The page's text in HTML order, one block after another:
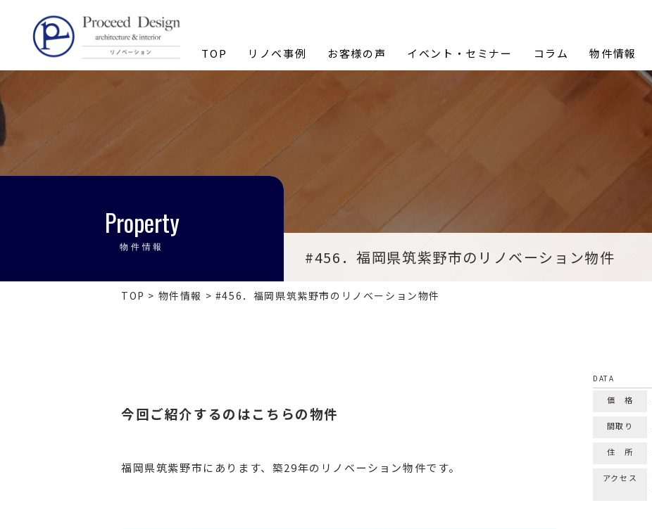
TOP リノベ事例 お客様の声 イベント・セミナー コラム 物件情報
Property
物件情報
#456．福岡県筑紫野市のリノベーション物件
TOP > 物件情報 > #456．福岡県筑紫野市のリノベーション物件
今回ご紹介するのはこちらの物件
福岡県筑紫野市にあります、築29年のリノベーション物件です。
DATA
価 格
間取り
住 所
アクセス